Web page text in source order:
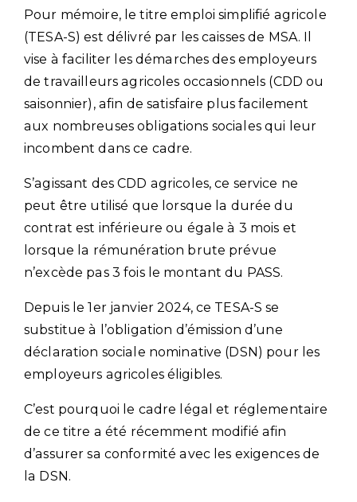
Pour mémoire, le titre emploi simplifié agricole
(TESA-S) est délivré par les caisses de MSA. Il
vise à faciliter les démarches des employeurs
de travailleurs agricoles occasionnels (CDD ou
saisonnier), afin de satisfaire plus facilement
aux nombreuses obligations sociales qui leur
incombent dans ce cadre.
S’agissant des CDD agricoles, ce service ne
peut être utilisé que lorsque la durée du
contrat est inférieure ou égale à 3 mois et
lorsque la rémunération brute prévue
n’excède pas 3 fois le montant du PASS.
Depuis le 1er janvier 2024, ce TESA-S se
substitue à l’obligation d’émission d’une
déclaration sociale nominative (DSN) pour les
employeurs agricoles éligibles.
C’est pourquoi le cadre légal et réglementaire
de ce titre a été récemment modifié afin
d’assurer sa conformité avec les exigences de
la DSN.